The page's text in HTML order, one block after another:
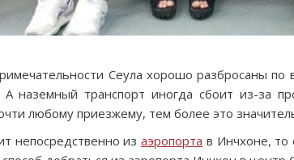
Сеула хорошо разбросаны
наземный транспорт иногда сбоит из-за
любому приезжему, тем более это
непосредственно изаэропорта в Инчхоне, то